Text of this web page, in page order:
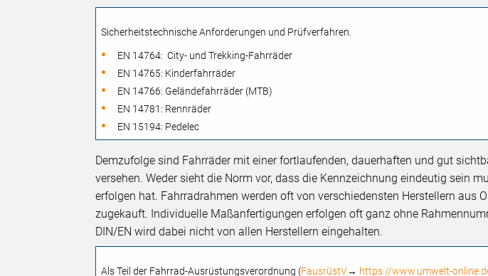
Sicherheitstechnische Anforderungen und Prüfverfahren.
EN 14764: City- und Trekking-Fahrräder
EN 14765: Kinderfahrräder
EN 14766: Geländefahrräder (MTB)
EN 14781: Rennräder
EN 15194: Pedelec
Demzufolge sind Fahrräder mit einer fortlaufenden, dauerhaften und gut
versehen. Weder sieht die Norm vor, dass die Kennzeichnung eindeutig sein
erfolgen hat. Fahrradrahmen werden oft von verschiedensten Herstellern aus
zugekauft. Individuelle Maßanfertigungen erfolgen oft ganz ohne
DIN/EN wird dabei nicht von allen Herstellern eingehalten.
Als Teil der Fahrrad-Ausrüstungsverordnung (FausrüstV→ https://www.umwelt-